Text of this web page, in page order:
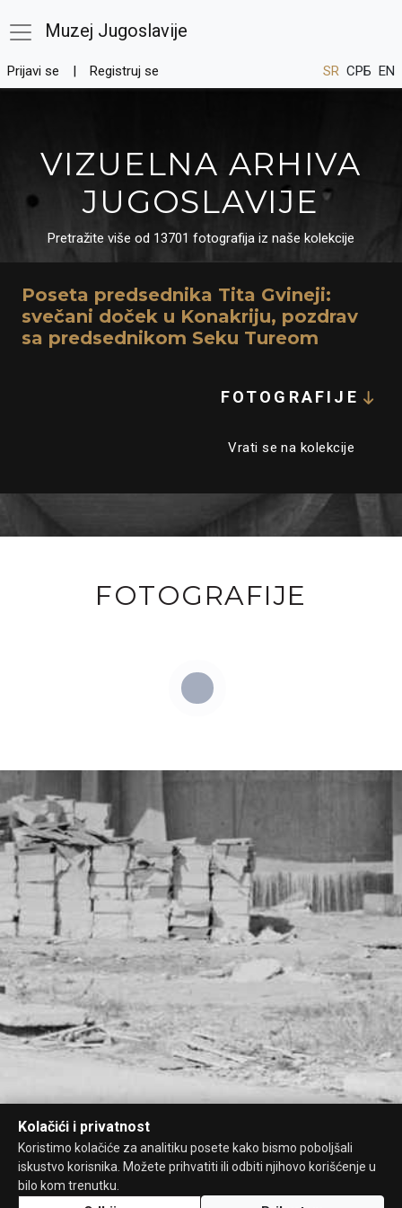
Muzej Jugoslavije
Prijavi se Registruj se SR СРБ EN
VIZUELNA ARHIVA
JUGOSLAVIJE
Pretražite više od 13701 fotografija iz naše kolekcije
Poseta predsednika Tita Gvineji:
svečani doček u Konakriju, pozdrav
sa predsednikom Seku Tureom
FOTOGRAFIJE
Vrati se na kolekcije
FOTOGRAFIJE
Kolačići i privatnost
Koristimo kolačiće za analitiku posete kako bismo poboljšali
iskustvo korisnika. Možete prihvatiti ili odbiti njihovo korišćenje u
bilo kom trenutku.